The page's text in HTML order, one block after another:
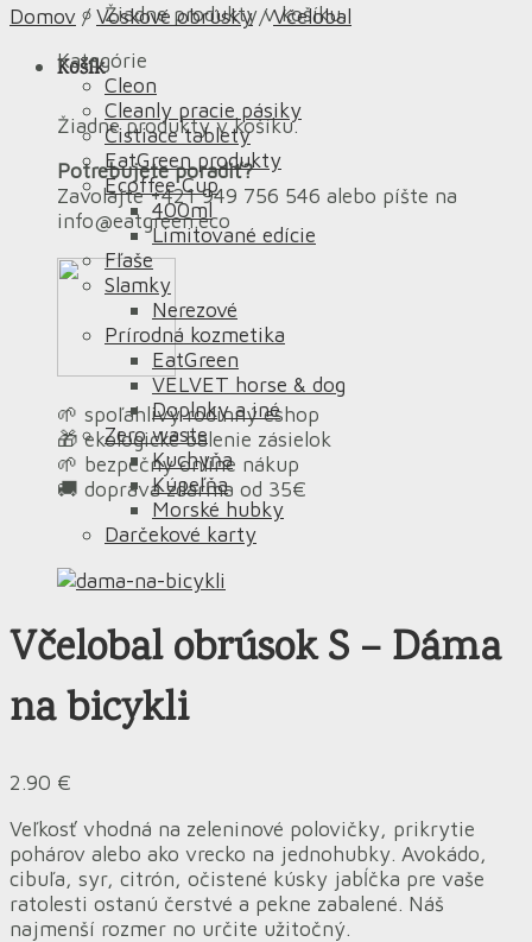
Žiadne produkty v košíku.
Košík
Žiadne produkty v košíku.
Potrebujete poradiť?
Zavolajte +421 949 756 546 alebo píšte na
info@eatgreen.eco
🌱 spoľahlivý rodinný eshop
🎁 ekologické balenie zásielok
🌱 bezpečný online nákup
🚚 doprava zdarma od 35€
Domov / Voskové obrúsky / Včelobal
Kategórie
Cleon
Cleanly pracie pásiky
Čistiace tablety
EatGreen produkty
Ecoffee Cup
400ml
Limitované edície
Fľaše
Slamky
Nerezové
Prírodná kozmetika
EatGreen
VELVET horse & dog
Doplnky a iné
Zero waste
Kuchyňa
Kúpeľňa
Morské hubky
Darčekové karty
Včelobal obrúsok S – Dáma
na bicykli
2.90 €
Veľkosť vhodná na zeleninové polovičky, prikrytie
pohárov alebo ako vrecko na jednohubky. Avokádo,
cibuľa, syr, citrón, očistené kúsky jabĺčka pre vaše
ratolesti ostanú čerstvé a pekne zabalené. Náš
najmenší rozmer no určite užitočný.